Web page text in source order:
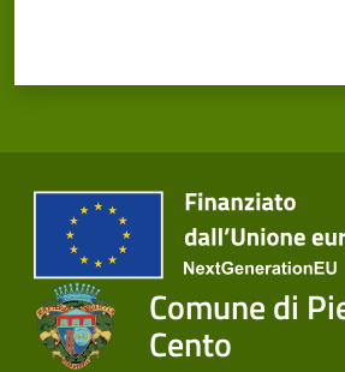
Amministrazione
argomenti...
Seguici
Comune di
Cento